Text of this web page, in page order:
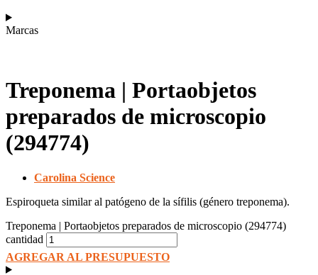
Marcas
Treponema | Portaobjetos
preparados de microscopio
(294774)
Carolina Science
Espiroqueta similar al patógeno de la sífilis (género treponema).
Treponema | Portaobjetos preparados de microscopio (294774)
cantidad
AGREGAR AL PRESUPUESTO